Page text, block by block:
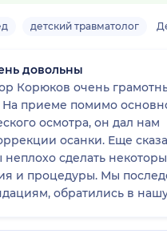
детский травматолог
довольны
Корюков очень
На приеме помимо
осмотра, он дал нам
осанки. Еще
сделать
и процедуры. Мы
обратились в
проходили именно там.